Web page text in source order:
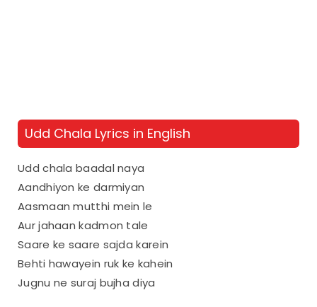
Udd Chala Lyrics in English
Udd chala baadal naya
Aandhiyon ke darmiyan
Aasmaan mutthi mein le
Aur jahaan kadmon tale
Saare ke saare sajda karein
Behti hawayein ruk ke kahein
Jugnu ne suraj bujha diya